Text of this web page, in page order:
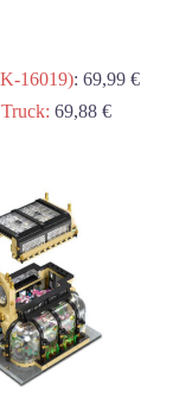
16019): 69,99 €
69,88 €